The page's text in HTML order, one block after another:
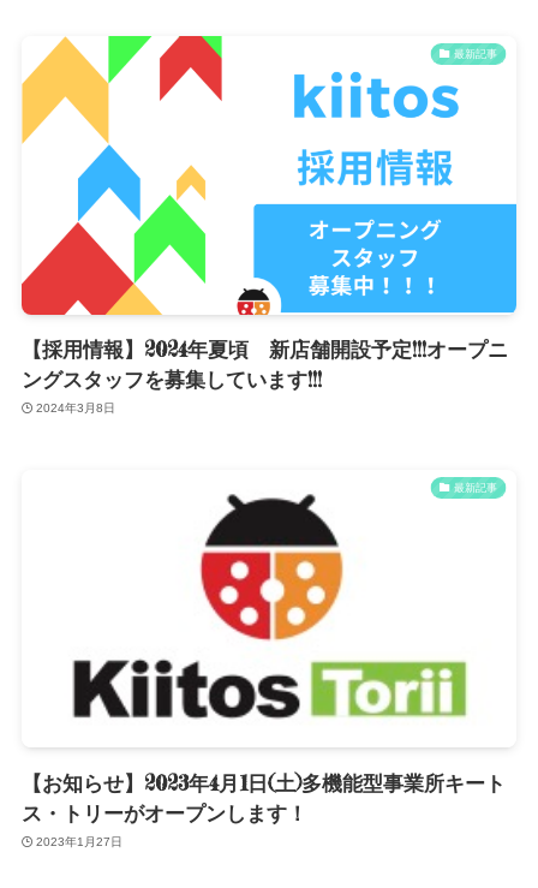
最新記事
【採用情報】2024年夏頃 新店舗開設予定!!!オープニ
ングスタッフを募集しています!!!
2024年3月8日
最新記事
【お知らせ】2023年4月1日(土)多機能型事業所キート
ス・トリーがオープンします！
2023年1月27日